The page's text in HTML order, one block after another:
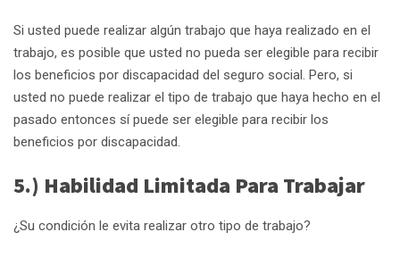
Si usted puede realizar algún trabajo que haya realizado en el
trabajo, es posible que usted no pueda ser elegible para recibir
los beneficios por discapacidad del seguro social. Pero, si
usted no puede realizar el tipo de trabajo que haya hecho en el
pasado entonces sí puede ser elegible para recibir los
beneficios por discapacidad.
5.) Habilidad Limitada Para Trabajar
¿Su condición le evita realizar otro tipo de trabajo?